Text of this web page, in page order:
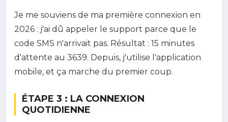
Je me souviens de ma première connexion en
2026 : j'ai dû appeler le support parce que le
code SMS n'arrivait pas. Résultat : 15 minutes
d'attente au 3639. Depuis, j'utilise l'application
mobile, et ça marche du premier coup.
ÉTAPE 3 : LA CONNEXION
QUOTIDIENNE